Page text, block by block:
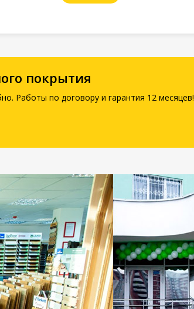
покрытия
Работы по договору и гарантия 12 месяцев!